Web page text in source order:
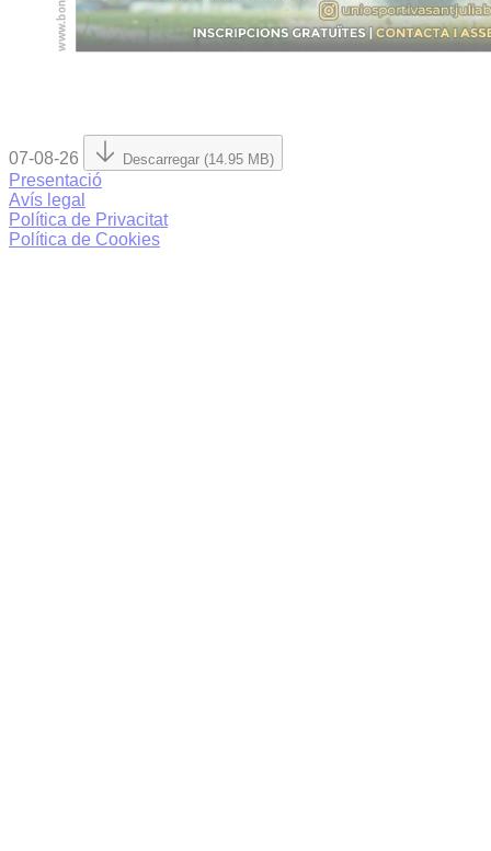
07-08-26 Descarregar (14.95 MB)
Presentació
Avís legal
Política de Privacitat
Política de Cookies